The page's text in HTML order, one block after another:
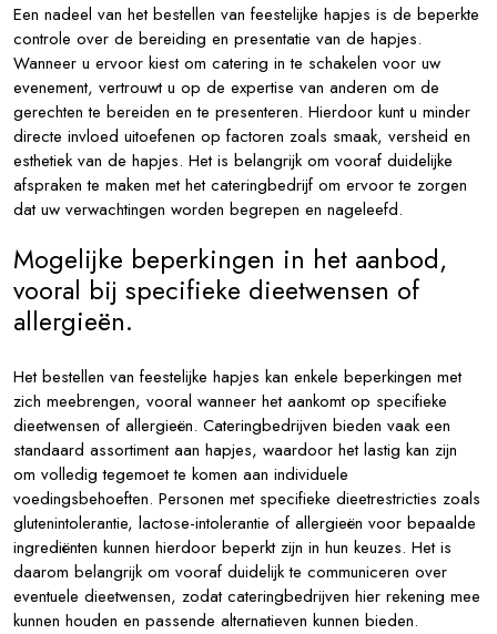
Een nadeel van het bestellen van feestelijke hapjes is de beperkte
controle over de bereiding en presentatie van de hapjes.
Wanneer u ervoor kiest om catering in te schakelen voor uw
evenement, vertrouwt u op de expertise van anderen om de
gerechten te bereiden en te presenteren. Hierdoor kunt u minder
directe invloed uitoefenen op factoren zoals smaak, versheid en
esthetiek van de hapjes. Het is belangrijk om vooraf duidelijke
afspraken te maken met het cateringbedrijf om ervoor te zorgen
dat uw verwachtingen worden begrepen en nageleefd.
Mogelijke beperkingen in het aanbod,
vooral bij specifieke dieetwensen of
allergieën.
Het bestellen van feestelijke hapjes kan enkele beperkingen met
zich meebrengen, vooral wanneer het aankomt op specifieke
dieetwensen of allergieën. Cateringbedrijven bieden vaak een
standaard assortiment aan hapjes, waardoor het lastig kan zijn
om volledig tegemoet te komen aan individuele
voedingsbehoeften. Personen met specifieke dieetrestricties zoals
glutenintolerantie, lactose-intolerantie of allergieën voor bepaalde
ingrediënten kunnen hierdoor beperkt zijn in hun keuzes. Het is
daarom belangrijk om vooraf duidelijk te communiceren over
eventuele dieetwensen, zodat cateringbedrijven hier rekening mee
kunnen houden en passende alternatieven kunnen bieden.